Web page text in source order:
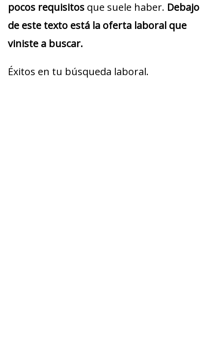
pocos requisitos que suele haber. Debajo
de este texto está la oferta laboral que
viniste a buscar.
Éxitos en tu búsqueda laboral.